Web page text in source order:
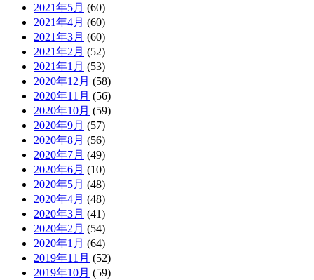
2021年5月 (60)
2021年4月 (60)
2021年3月 (60)
2021年2月 (52)
2021年1月 (53)
2020年12月 (58)
2020年11月 (56)
2020年10月 (59)
2020年9月 (57)
2020年8月 (56)
2020年7月 (49)
2020年6月 (10)
2020年5月 (48)
2020年4月 (48)
2020年3月 (41)
2020年2月 (54)
2020年1月 (64)
2019年11月 (52)
2019年10月 (59)